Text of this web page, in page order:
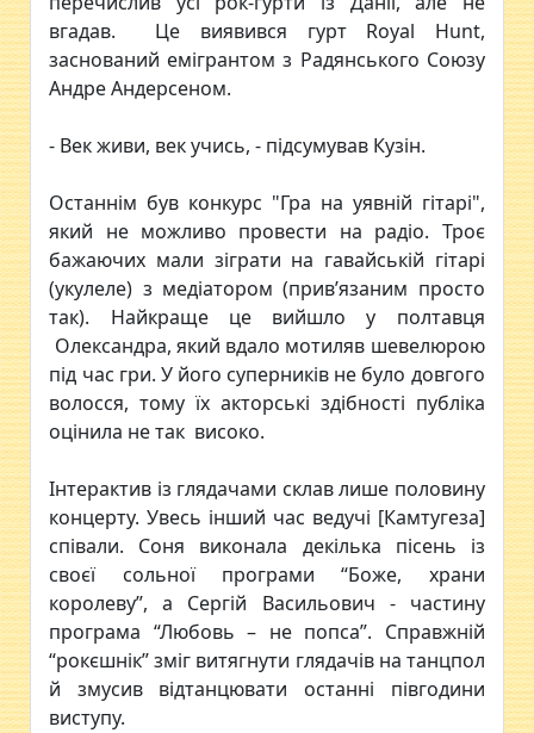
вгадав. Це виявився гурт Royal Hunt,
заснований емігрантом з Радянського Союзу
Андре Андерсеном.
- Век живи, век учись, - підсумував Кузін.
Останнім був конкурс "Гра на уявній гітарі",
який не можливо провести на радіо. Троє
бажаючих мали зіграти на гавайській гітарі
(укулеле) з медіатором (прив’язаним просто
так). Найкраще це вийшло у полтавця
Олександра, який вдало мотиляв шевелюрою
під час гри. У його суперників не було довгого
волосся, тому їх акторські здібності публіка
оцінила не так високо.
Інтерактив із глядачами склав лише половину
концерту. Увесь інший час ведучі [Камтугеза]
співали. Соня виконала декілька пісень із
своєї сольної програми “Боже, храни
королеву”, а Сергій Васильович - частину
програма “Любовь – не попса”. Справжній
“рокєшнік” зміг витягнути глядачів на танцпол
й змусив відтанцювати останні півгодини
виступу.